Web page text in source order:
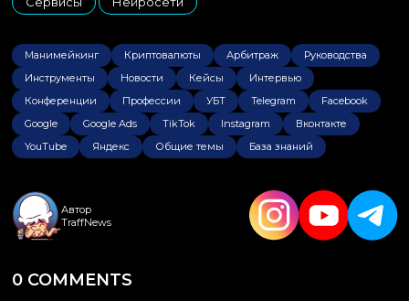
,
Манимейкинг Криптовалюты Арбитраж
Руководства
Инструменты
Новости Кейсы
Интервью
Конференции
Профессии УБТ Telegram
Facebook
Google
Google Ads TikTok Instagram
Вконтакте
YouTube
Яндекс Общие темы База знаний
Автор
TraffNews
0 COMMENTS